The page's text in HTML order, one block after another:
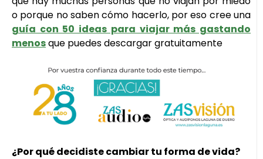
o porque no saben cómo hacerlo, por eso cree una
guía con 50 ideas para viajar más gastando
menosque puedes descargar gratuitamente
¿Por qué decidiste cambiar tu forma de vida?